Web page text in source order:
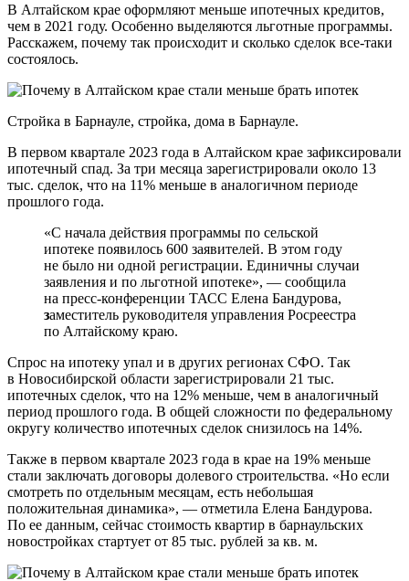
В Алтайском крае оформляют меньше ипотечных кредитов,
чем в 2021 году. Особенно выделяются льготные программы.
Расскажем, почему так происходит и сколько сделок все-таки
состоялось.
Стройка в Барнауле, стройка, дома в Барнауле.
В первом квартале 2023 года в Алтайском крае зафиксировали
ипотечный спад. За три месяца зарегистрировали около 13
тыс. сделок, что на 11% меньше в аналогичном периоде
прошлого года.
«С начала действия программы по сельской
ипотеке появилось 600 заявителей. В этом году
не было ни одной регистрации. Единичны случаи
заявления и по льготной ипотеке», — сообщила
на пресс-конференции ТАСС Елена Бандурова,
заместитель руководителя управления Росреестра
по Алтайскому краю.
Спрос на ипотеку упал и в других регионах СФО. Так
в Новосибирской области зарегистрировали 21 тыс.
ипотечных сделок, что на 12% меньше, чем в аналогичный
период прошлого года. В общей сложности по федеральному
округу количество ипотечных сделок снизилось на 14%.
Также в первом квартале 2023 года в крае на 19% меньше
стали заключать договоры долевого строительства. «Но если
смотреть по отдельным месяцам, есть небольшая
положительная динамика», — отметила Елена Бандурова.
По ее данным, сейчас стоимость квартир в барнаульских
новостройках стартует от 85 тыс. рублей за кв. м.